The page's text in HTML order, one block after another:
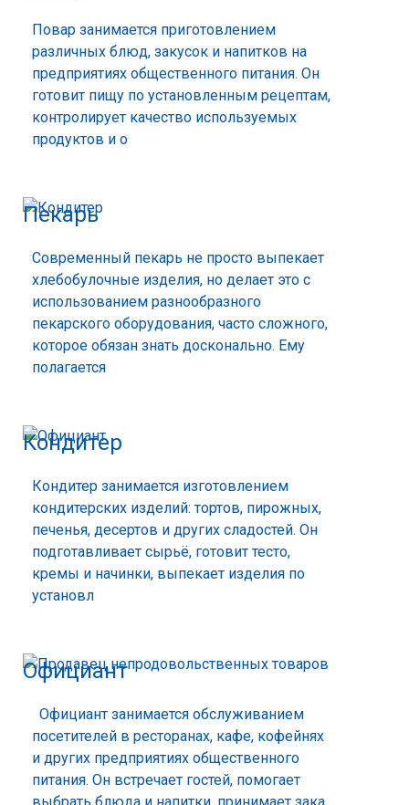
Повар занимается приготовлением
различных блюд, закусок и напитков на
предприятиях общественного питания. Он
готовит пищу по установленным рецептам,
контролирует качество используемых
продуктов и о
Пекарь
Современный пекарь не просто выпекает
хлебобулочные изделия, но делает это с
использованием разнообразного
пекарского оборудования, часто сложного,
которое обязан знать досконально. Ему
полагается
Кондитер
Кондитер занимается изготовлением
кондитерских изделий: тортов, пирожных,
печенья, десертов и других сладостей. Он
подготавливает сырьё, готовит тесто,
кремы и начинки, выпекает изделия по
установл
Официант
Официант занимается обслуживанием
посетителей в ресторанах, кафе, кофейнях
и других предприятиях общественного
питания. Он встречает гостей, помогает